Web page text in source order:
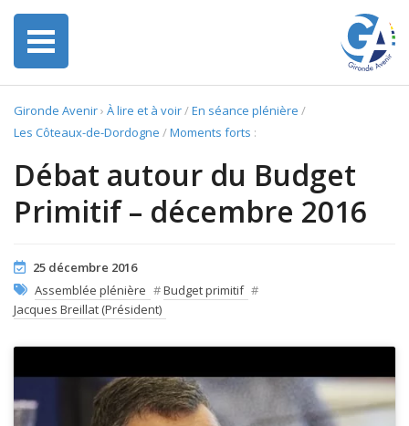
Gironde Avenir› À lire et à voir/En séance plénière /
Les Côteaux-de-Dordogne /Moments forts :
Débat autour du Budget
Primitif – décembre 2016
25 décembre 2016
Assemblée plénière #Budget primitif #
Jacques Breillat (Président)